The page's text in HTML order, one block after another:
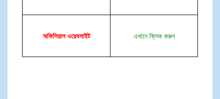
অফিসিয়াল ওয়েবসাইট এখানে ক্লিক করুন